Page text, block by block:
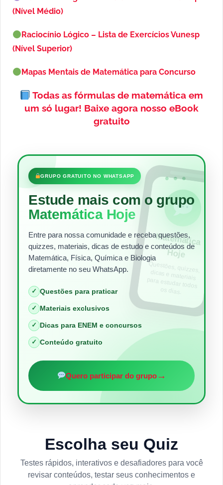
(Nível Médio)
Raciocínio Lógico – Lista de Exercícios Vunesp
(Nível Superior)
Mapas Mentais de Matemática para Concurso
Todas as fórmulas de matemática em
um só lugar! Baixe agora nosso eBook
gratuito
•••
GRUPO GRATUITO NO WHATSAPP
Estude mais com o grupo
Matemática Hoje
Entre para nossa comunidade e receba questões,
quizzes, materiais, dicas de estudo e conteúdos de
Matemática, Física, Química e Biologia
diretamente no seu WhatsApp.
✓ Questões para praticar
✓ Materiais exclusivos
✓ Dicas para ENEM e concursos
✓ Conteúdo gratuito
Quero participar do grupo→
Matem
ática
Hoje
Questões, quizzes,
dicas e materiais
para estudar todos
os dias.
Escolha seu Quiz
Testes rápidos, interativos e desafiadores para você
revisar conteúdos, testar seus conhecimentos e